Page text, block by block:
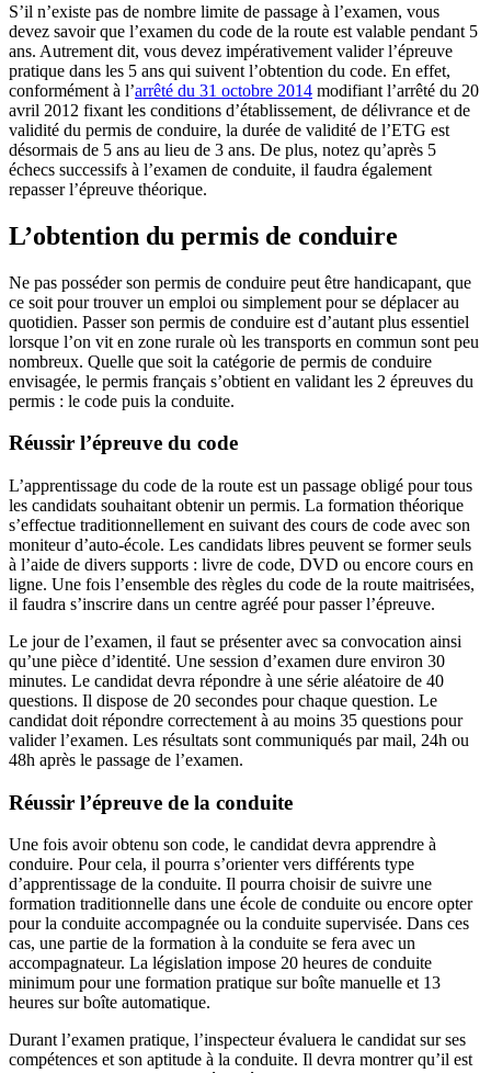
S’il n’existe pas de nombre limite de passage à l’examen, vous
devez savoir que l’examen du code de la route est valable pendant 5
ans. Autrement dit, vous devez impérativement valider l’épreuve
pratique dans les 5 ans qui suivent l’obtention du code. En effet,
conformément à l’arrêté du 31 octobre 2014 modifiant l’arrêté du 20
avril 2012 fixant les conditions d’établissement, de délivrance et de
validité du permis de conduire, la durée de validité de l’ETG est
désormais de 5 ans au lieu de 3 ans. De plus, notez qu’après 5
échecs successifs à l’examen de conduite, il faudra également
repasser l’épreuve théorique.
L’obtention du permis de conduire
Ne pas posséder son permis de conduire peut être handicapant, que
ce soit pour trouver un emploi ou simplement pour se déplacer au
quotidien. Passer son permis de conduire est d’autant plus essentiel
lorsque l’on vit en zone rurale où les transports en commun sont peu
nombreux. Quelle que soit la catégorie de permis de conduire
envisagée, le permis français s’obtient en validant les 2 épreuves du
permis : le code puis la conduite.
Réussir l’épreuve du code
L’apprentissage du code de la route est un passage obligé pour tous
les candidats souhaitant obtenir un permis. La formation théorique
s’effectue traditionnellement en suivant des cours de code avec son
moniteur d’auto-école. Les candidats libres peuvent se former seuls
à l’aide de divers supports : livre de code, DVD ou encore cours en
ligne. Une fois l’ensemble des règles du code de la route maitrisées,
il faudra s’inscrire dans un centre agréé pour passer l’épreuve.
Le jour de l’examen, il faut se présenter avec sa convocation ainsi
qu’une pièce d’identité. Une session d’examen dure environ 30
minutes. Le candidat devra répondre à une série aléatoire de 40
questions. Il dispose de 20 secondes pour chaque question. Le
candidat doit répondre correctement à au moins 35 questions pour
valider l’examen. Les résultats sont communiqués par mail, 24h ou
48h après le passage de l’examen.
Réussir l’épreuve de la conduite
Une fois avoir obtenu son code, le candidat devra apprendre à
conduire. Pour cela, il pourra s’orienter vers différents type
d’apprentissage de la conduite. Il pourra choisir de suivre une
formation traditionnelle dans une école de conduite ou encore opter
pour la conduite accompagnée ou la conduite supervisée. Dans ces
cas, une partie de la formation à la conduite se fera avec un
accompagnateur. La législation impose 20 heures de conduite
minimum pour une formation pratique sur boîte manuelle et 13
heures sur boîte automatique.
Durant l’examen pratique, l’inspecteur évaluera le candidat sur ses
compétences et son aptitude à la conduite. Il devra montrer qu’il est